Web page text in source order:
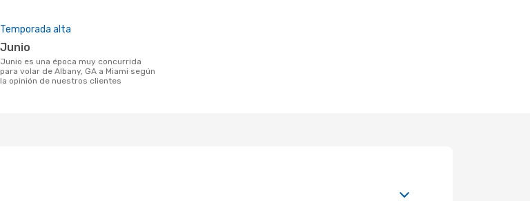
Temporada alta
junio
junio es una época muy concurrida
para volar de Albany, GA a Miami según
la opinión de nuestros clientes